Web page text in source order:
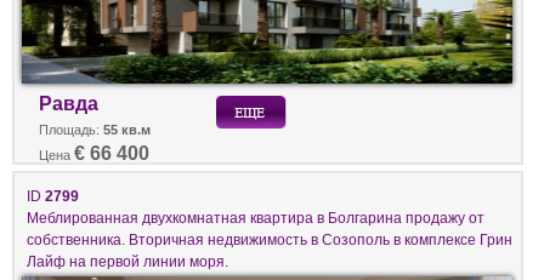
Равда
Площадь: 55 кв.м
Цена € 66 400
ID 2799
Меблированная двухкомнатная квартира в Болгарина продажу от
собственника. Вторичная недвижимость в Созополь в комплексе Грин
Лайф на первой линии моря.